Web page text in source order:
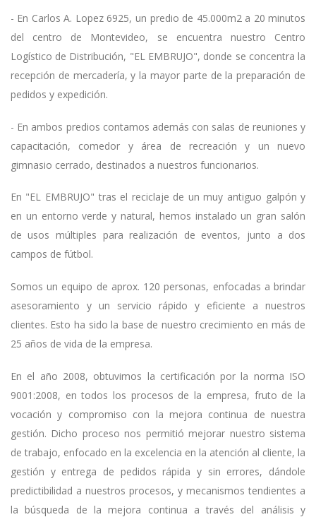
- En Carlos A. Lopez 6925, un predio de 45.000m2 a 20 minutos
del centro de Montevideo, se encuentra nuestro Centro
Logístico de Distribución, "EL EMBRUJO", donde se concentra la
recepción de mercadería, y la mayor parte de la preparación de
pedidos y expedición.
- En ambos predios contamos además con salas de reuniones y
capacitación, comedor y área de recreación y un nuevo
gimnasio cerrado, destinados a nuestros funcionarios.
En "EL EMBRUJO" tras el reciclaje de un muy antiguo galpón y
en un entorno verde y natural, hemos instalado un gran salón
de usos múltiples para realización de eventos, junto a dos
campos de fútbol.
Somos un equipo de aprox. 120 personas, enfocadas a brindar
asesoramiento y un servicio rápido y eficiente a nuestros
clientes. Esto ha sido la base de nuestro crecimiento en más de
25 años de vida de la empresa.
En el año 2008, obtuvimos la certificación por la norma ISO
9001:2008, en todos los procesos de la empresa, fruto de la
vocación y compromiso con la mejora continua de nuestra
gestión. Dicho proceso nos permitió mejorar nuestro sistema
de trabajo, enfocado en la excelencia en la atención al cliente, la
gestión y entrega de pedidos rápida y sin errores, dándole
predictibilidad a nuestros procesos, y mecanismos tendientes a
la búsqueda de la mejora continua a través del análisis y